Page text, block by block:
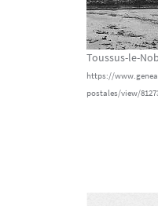
Toussus-le-
https://
postales/view/